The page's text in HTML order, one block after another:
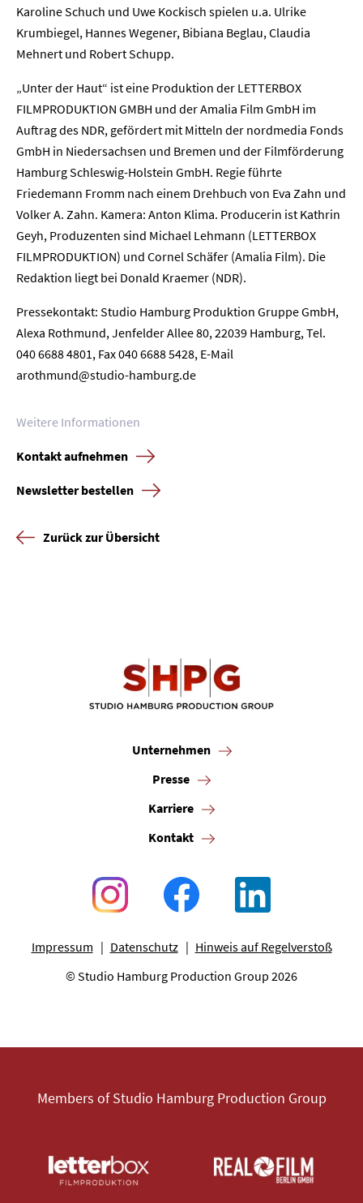
Karoline Schuch und Uwe Kockisch spielen u.a. Ulrike
Krumbiegel, Hannes Wegener, Bibiana Beglau, Claudia
Mehnert und Robert Schupp.
„Unter der Haut“ ist eine Produktion der LETTERBOX
FILMPRODUKTION GMBH und der Amalia Film GmbH im
Auftrag des NDR, gefördert mit Mitteln der nordmedia Fonds
GmbH in Niedersachsen und Bremen und der Filmförderung
Hamburg Schleswig-Holstein GmbH. Regie führte
Friedemann Fromm nach einem Drehbuch von Eva Zahn und
Volker A. Zahn. Kamera: Anton Klima. Producerin ist Kathrin
Geyh, Produzenten sind Michael Lehmann (LETTERBOX
FILMPRODUKTION) und Cornel Schäfer (Amalia Film). Die
Redaktion liegt bei Donald Kraemer (NDR).
Pressekontakt: Studio Hamburg Produktion Gruppe GmbH,
Alexa Rothmund, Jenfelder Allee 80, 22039 Hamburg, Tel.
040 6688 4801, Fax 040 6688 5428, E-Mail
arothmund@studio-hamburg.de
Weitere Informationen
Kontakt aufnehmen
Newsletter bestellen
Zurück zur Übersicht
Unternehmen
Presse
Karriere
Kontakt
Impressum Datenschutz
Hinweis auf Regelverstoß
© Studio Hamburg Production Group 2026
Members of Studio Hamburg Production Group
Home
Unternehmen
Presse
Karriere
Kontakt
Newsletter Datenschutz Impressum